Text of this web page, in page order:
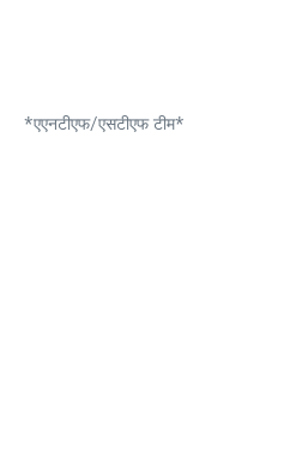
*एएनटीएफ/एसटीएफ टीम*